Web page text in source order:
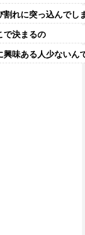
割れに突っ込んでし
で決まるの
興味ある人少ないん